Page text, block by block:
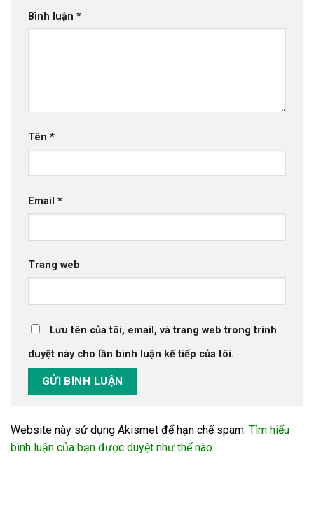
Bình luận *
Tên *
Email *
Trang web
Lưu tên của tôi, email, và trang web trong trình
duyệt này cho lần bình luận kế tiếp của tôi.
Website này sử dụng Akismet để hạn chế spam. Tìm hiểu
bình luận của bạn được duyệt như thế nào.